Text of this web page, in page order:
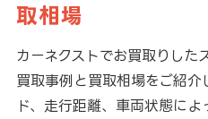
取相場
カーネクストでお買取りした
買取事例と買取相場をご紹介
ド、走行距離、車両状態に